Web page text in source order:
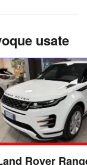
usate
Rover